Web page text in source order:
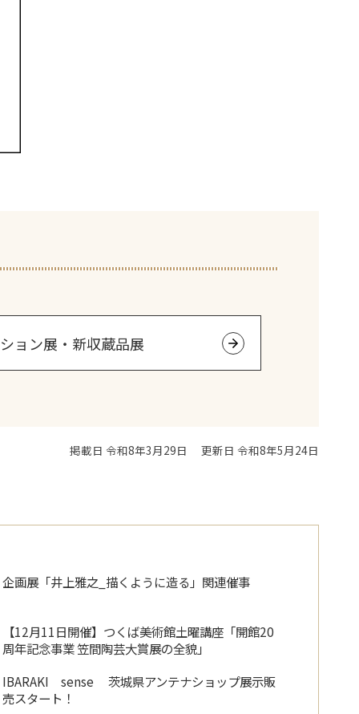
ョン展・新収蔵品展
掲載日 令和8年3月29日 更新日 令和8年5月24日
企画展「井上雅之_描くように造る」関連催事
【12月11日開催】つくば美術館土曜講座「開館20
周年記念事業 笠間陶芸大賞展の全貌」
IBARAKI sense 茨城県アンテナショップ展示販
売スタート！